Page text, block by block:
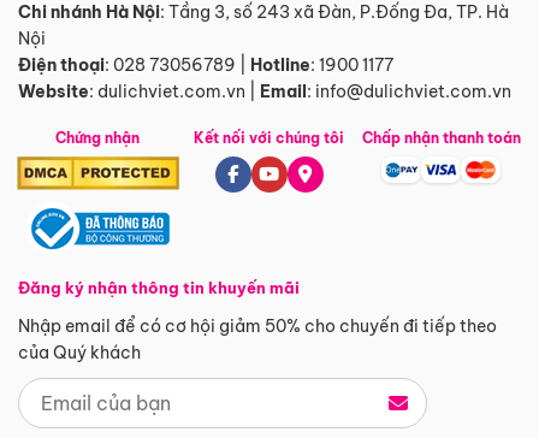
Chi nhánh Hà Nội: Tầng 3, số 243 xã Đàn, P.Đống Đa, TP. Hà
Nội
Điện thoại: 028 73056789 Hotline: 1900 1177
Website: dulichviet.com.vn Email: info@dulichviet.com.vn
Chứng nhận
Đăng ký nhận thông tin khuyến mãi
Nhập email để có cơ hội giảm 50% cho chuyến đi tiếp theo
của Quý khách
Kết nối với chúng tôi Chấp nhận thanh toán